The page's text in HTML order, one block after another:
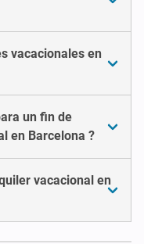
vacacionales en
un fin de
en Barcelona ?
vacacional en